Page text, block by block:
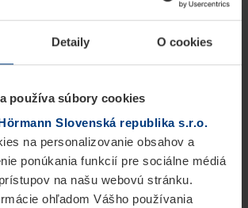
Detaily O cookies
používa súbory cookies
Slovenská republika s.r.o.
na personalizovanie obsahov a
ponúkania funkcií pre sociálne médiá
na našu webovú stránku.
ohľadom Vášho používania